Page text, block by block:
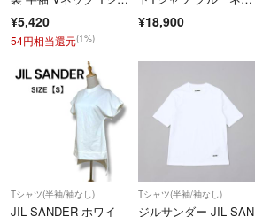
☆受取について
受け取り評価後ですと、お取り替えや返品等
で、事前にご連絡ください。
☆値下げ交渉について
お値下げをご希望の場合は値下げ依頼機能を
地 レディース
¥5,420
54円相当還元(1%)
¥18,900
Tシャツ(半袖/袖なし)
JIL SANDER ホワイ
Tシャツ(半袖/袖なし)
ジルサンダー JIL SAN